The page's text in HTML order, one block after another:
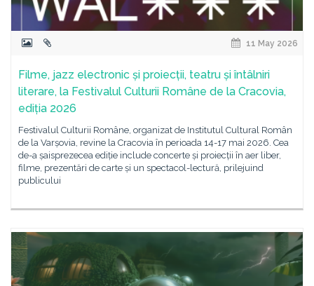
11 May 2026
Filme, jazz electronic și proiecții, teatru și întâlniri
literare, la Festivalul Culturii Române de la Cracovia,
ediția 2026
Festivalul Culturii Române, organizat de Institutul Cultural Român
de la Varșovia, revine la Cracovia în perioada 14-17 mai 2026. Cea
de-a șaisprezecea ediție include concerte și proiecții în aer liber,
filme, prezentări de carte și un spectacol-lectură, prilejuind
publicului